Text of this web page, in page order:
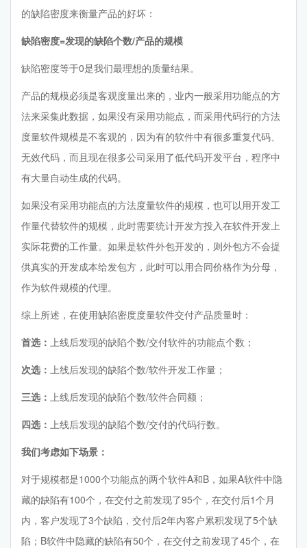
的缺陷密度来衡量产品的好坏：
缺陷密度=发现的缺陷个数/产品的规模
缺陷密度等于0是我们最理想的质量结果。
产品的规模必须是客观度量出来的，业内一般采用功能点的方
法来采集此数据，如果没有采用功能点，而采用代码行的方法
度量软件规模是不客观的，因为有的软件中有很多重复代码、
无效代码，而且现在很多公司采用了低代码开发平台，程序中
有大量自动生成的代码。
如果没有采用功能点的方法度量软件的规模，也可以用开发工
作量代替软件的规模，此时需要统计开发方投入在软件开发上
实际花费的工作量。如果是软件外包开发的，则外包方不会提
供真实的开发成本给发包方，此时可以用合同价格作为分母，
作为软件规模的代理。
综上所述，在使用缺陷密度度量软件交付产品质量时：
首选： 上线后发现的缺陷个数/交付软件的功能点个数；
次选： 上线后发现的缺陷个数/软件开发工作量；
三选： 上线后发现的缺陷个数/软件合同额；
四选： 上线后发现的缺陷个数/交付的代码行数。
我们考虑如下场景：
对于规模都是1000个功能点的两个软件A和B，如果A软件中隐
藏的缺陷有100个，在交付之前发现了95个，在交付后1个月
内，客户发现了3个缺陷，交付后2年内客户累积发现了5个缺
陷；B软件中隐藏的缺陷有50个，在交付之前发现了45个，在